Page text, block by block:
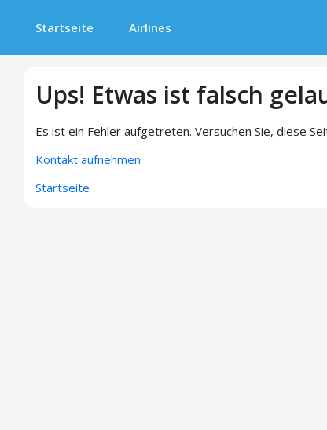
Startseite Airlines
Ups! Etwas ist falsch
Es ist ein Fehler aufgetreten. Versuchen Sie, diese
Kontakt aufnehmen
Startseite